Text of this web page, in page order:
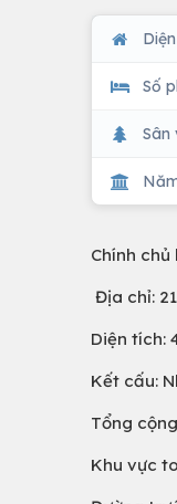
Số
Sân
Chính
Địa chỉ:
Diện tích:
Kết cấu:
Tổng
Khu vực